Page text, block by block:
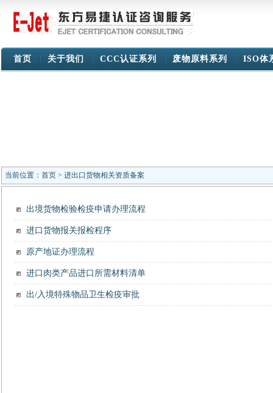
首页 关于我们 CCC认证系列 废物原料系列 ISO体
当前位置： 首页 > 进出口货物相关资质备案
出境货物检验检疫申请办理流程
进口货物报关报检程序
原产地证办理流程
进口肉类产品进口所需材料清单
出/入境特殊物品卫生检疫审批